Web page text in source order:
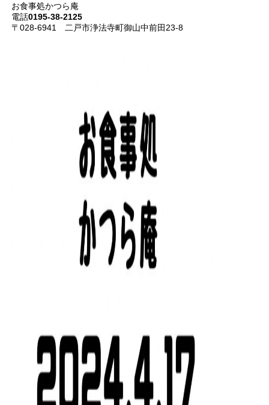
お食事処かつら庵
電話0195-38-2125
〒028-6941 二戸市浄法寺町御山中前田23-8